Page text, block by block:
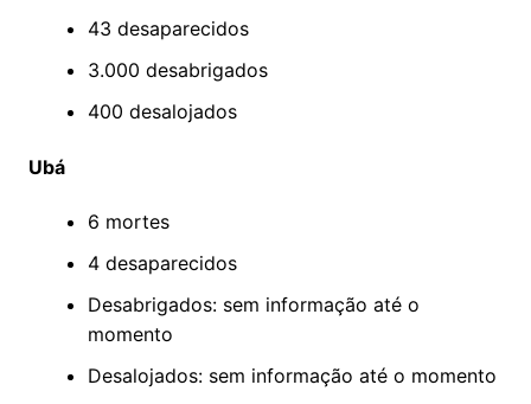
43 desaparecidos
3.000 desabrigados
400 desalojados
Ubá
6 mortes
4 desaparecidos
Desabrigados: sem informação até o
momento
Desalojados: sem informação até o momento